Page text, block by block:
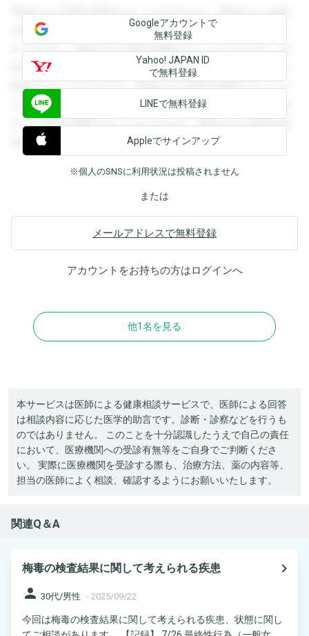
登録すると回答を閲覧することができます。登録すると回答
を閲覧することができます。登録すると回答を閲覧すること
ができます。登録すると回答を閲覧することができます。登
録すると回答を閲覧することができます。登録すると回答を
閲覧することができます。登録すると回答を閲覧することが
できます。登録すると回答を閲覧することができます。登録
すると回答を閲覧することができます。登録すると回答を閲
覧することができます。
Googleアカウントで
無料登録
Yahoo! JAPAN ID
で無料登録
LINEで無料登録
Appleでサインアップ
※個人のSNSに利用状況は投稿されません
または
メールアドレスで無料登録
アカウントをお持ちの方はログインへ
他1名を見る
本サービスは医師による健康相談サービスで、医師による回答
は相談内容に応じた医学的助言です。診断・診察などを行うも
のではありません。 このことを十分認識したうえで自己の責任
において、医療機関への受診有無等をご自身でご判断くださ
い。 実際に医療機関を受診する際も、治療方法、薬の内容等、
担当の医師によく相談、確認するようにお願いいたします。
関連Q＆A
梅毒の検査結果に関して考えられる疾患
navigate_next
person 30代/男性 - 2025/09/22
今回は梅毒の検査結果に関して考えられる疾患、状態に関し